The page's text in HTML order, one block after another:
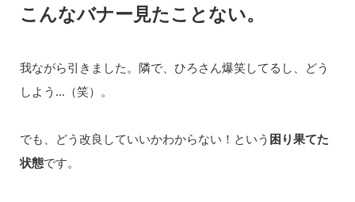
こんなバナー見たことない。
我ながら引きました。隣で、ひろさん爆笑してるし、どう
しよう…（笑）。
でも、どう改良していいかわからない！という 困り果てた
状態です。